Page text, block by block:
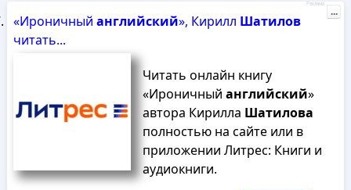
«Ироничный английский», Кирилл Шатилов
читать...
Читать онлайн книгу
«Ироничный английский»
автора Кирилла Шатилова
полностью на сайте или в
приложении Литрес: Книги и
аудиокниги.
Реклама
...